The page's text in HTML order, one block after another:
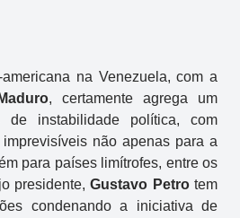
na Venezuela, com a
, certamente agrega um
de instabilidade política, com
não apenas para a
para países limítrofes, entre os
presidente,Gustavo Petrotem
condenando a iniciativa de